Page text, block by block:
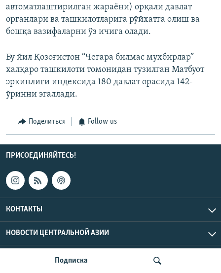
Подписка
автоматлаштирилган жараёни) орқали давлат
органлари ва ташкилотларига рўйхатга олиш ва
бошқа вазифаларни ўз ичига олади.
Бу йил Қозоғистон “Чегара билмас мухбирлар”
халқаро ташкилоти томонидан тузилган Матбуот
эркинлиги индексида 180 давлат орасида 142-
ўринни эгаллади.
Поделиться Follow us
ПРИСОЕДИНЯЙТЕСЬ!
КОНТАКТЫ
НОВОСТИ ЦЕНТРАЛЬНОЙ АЗИИ
CENTRAL ASIAN © 2026 RFE/RL, Inc. | Все права защищены.